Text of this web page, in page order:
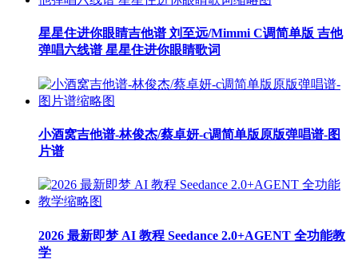
星星住进你眼睛吉他谱 刘至远/Mimmi C调简单版 吉他
弹唱六线谱 星星住进你眼睛歌词
小酒窝吉他谱-林俊杰/蔡卓妍-c调简单版原版弹唱谱-图
片谱
2026 最新即梦 AI 教程 Seedance 2.0+AGENT 全功能教
学